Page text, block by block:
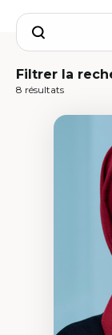
Search
Filtrer la
8 résultats